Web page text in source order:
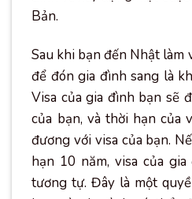
Bản.
Sau khi bạn đến Nhật làm
để đón gia đình sang là
Visa của gia đình bạn sẽ
của bạn, và thời hạn của
đương với visa của bạn.
hạn 10 năm, visa của
tương tự. Đây là một